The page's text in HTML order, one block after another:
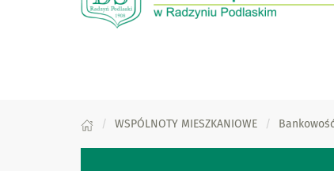
WSPÓLNOTY MIESZKANIOWE